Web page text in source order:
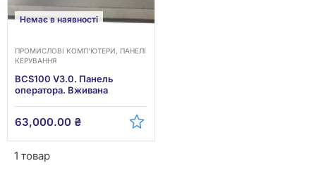
Немає в наявності
ПРОМИСЛОВІ КОМП’ЮТЕРИ, ПАНЕЛІ
КЕРУВАННЯ
BCS100 V3.0. Панель
оператора. Вживана
63,000.00 ₴
1 товар